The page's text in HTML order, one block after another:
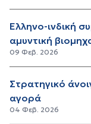
Ελληνο-ινδική
αμυντική
09 Φεβ. 2026
Στρατηγικό
αγορά
04 Φεβ. 2026